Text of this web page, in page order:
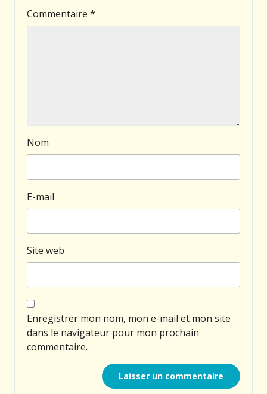
Commentaire *
Nom
E-mail
Site web
Enregistrer mon nom, mon e-mail et mon site
dans le navigateur pour mon prochain
commentaire.